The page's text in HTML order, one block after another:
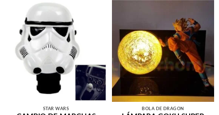
STAR WARS BOLA DE DRAGÓN